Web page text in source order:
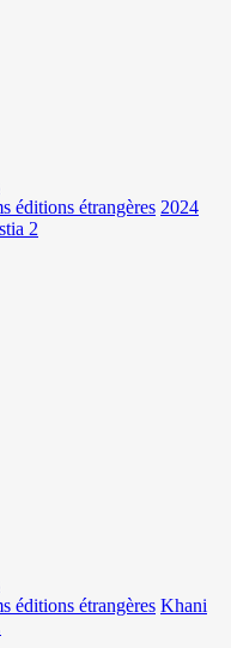
éditions étrangères 2024
2
éditions étrangères Khani